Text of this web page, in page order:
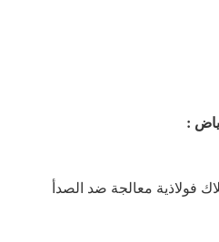
:
فولاذية معالجة ضد الصدأ